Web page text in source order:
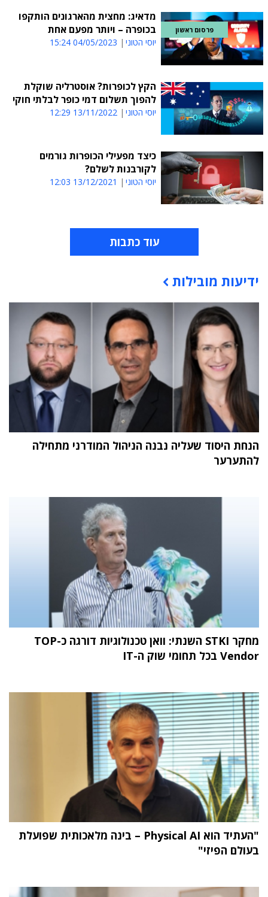
פרסום ראשון
מדאיג: מחצית מהארגונים הותקפו
בכופרה – ויותר מפעם אחת
יוסי הטוני 04/05/2023 15:24
הקץ לכופרות? אוסטרליה שוקלת
להפוך תשלום דמי כופר לבלתי חוקי
יוסי הטוני 13/11/2022 12:29
כיצד מפעילי הכופרות גורמים
לקורבנות לשלם?
יוסי הטוני 13/12/2021 12:03
עוד כתבות
תוכן פרסומי
ידיעות מובילות
הנחת היסוד שעליה נבנה הניהול המודרני מתחילה
להתערער
מחקר STKI השנתי: וואן טכנולוגיות דורגה כ-TOP
Vendor בכל תחומי שוק ה-IT
"העתיד הוא Physical AI – בינה מלאכותית שפועלת
בעולם הפיזי"